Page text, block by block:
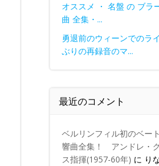
オススメ ・ 名盤 の ブラ
曲 全集・...
勇退前のウィーンでのラ
ぶりの再録音のマ...
最近のコメント
ベルリンフィル初のベー
響曲全集！ アンドレ・
ス指揮(1957-60年) に り